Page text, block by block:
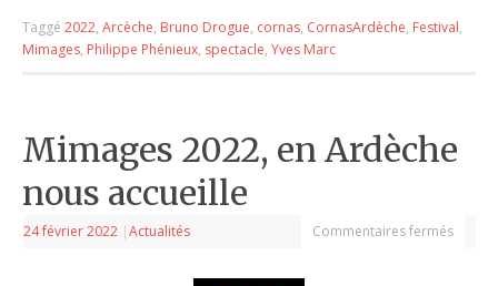
Taggé2022,Arcèche, Bruno Drogue, cornas, CornasArdèche, Festival,
Mimages, Philippe Phénieux, spectacle,Yves Marc
Mimages 2022, en Ardèche
nous accueille
24 février 2022 |Actualités Commentaires fermés